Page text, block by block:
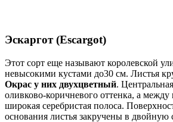
Эскаргот (Escargot)
Этот сорт еще называют королевской
невысокими кустами до30 см. Листья
Окрас у них двухцветный.
оливково-коричневого оттенка, а
широкая серебристая полоса.
основания листья закручены в двойную